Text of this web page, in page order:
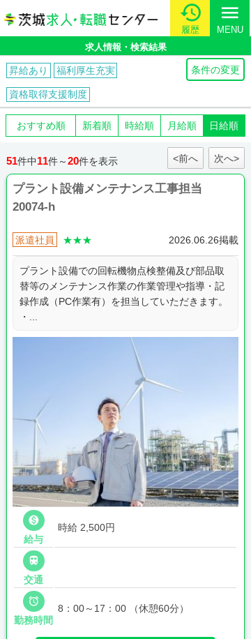
履歴
menu
MENU
求人情報・検索結果
条件の変更
昇給あり 福利厚生充実
資格取得支援制度
おすすめ順 新着順 時給順 月給順 日給順
51件中11件～20件を表示 <前へ 次へ>
プラント設備メンテナンス工事担当
20074-h
派遣社員 ★★★ 2026.06.26掲載
プラント設備での回転機物点検整備及び部品取
替等のメンテナンス作業の作業管理や指導・記
録作成（PC作業有）を担当していただきます。
・...

給与
時給 2,500円

交通

勤務時間
8：00～17：00 （休憩60分）